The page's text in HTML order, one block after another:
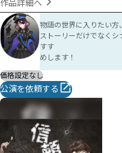
作品詳細へ
物語の世界に入りたい方、
ストーリーだけでなく
すす
めします！
価格設定なし
公演を依頼する